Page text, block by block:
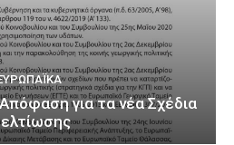
για τα νέα Σχέδια